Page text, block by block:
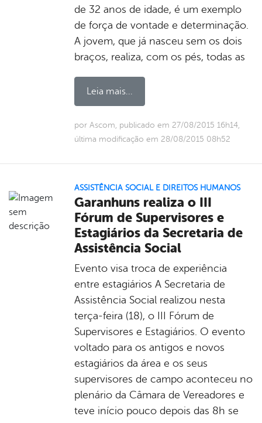
de 32 anos de idade, é um exemplo
de força de vontade e determinação.
A jovem, que já nasceu sem os dois
braços, realiza, com os pés, todas as
Leia mais...
por Ascom, publicado em 27/08/2015 16h14,
última modificação em 28/08/2015 08h52
ASSISTÊNCIA SOCIAL E DIREITOS HUMANOS
Garanhuns realiza o III
Fórum de Supervisores e
Estagiários da Secretaria de
Assistência Social
Evento visa troca de experiência
entre estagiários A Secretaria de
Assistência Social realizou nesta
terça-feira (18), o III Fórum de
Supervisores e Estagiários. O evento
voltado para os antigos e novos
estagiários da área e os seus
supervisores de campo aconteceu no
plenário da Câmara de Vereadores e
teve início pouco depois das 8h se